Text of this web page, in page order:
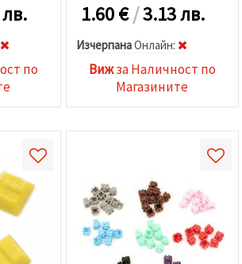
по
1.60€/3.13 лв.
ИзчерпанаOнлайн:
Вижза Наличност по
Магазините